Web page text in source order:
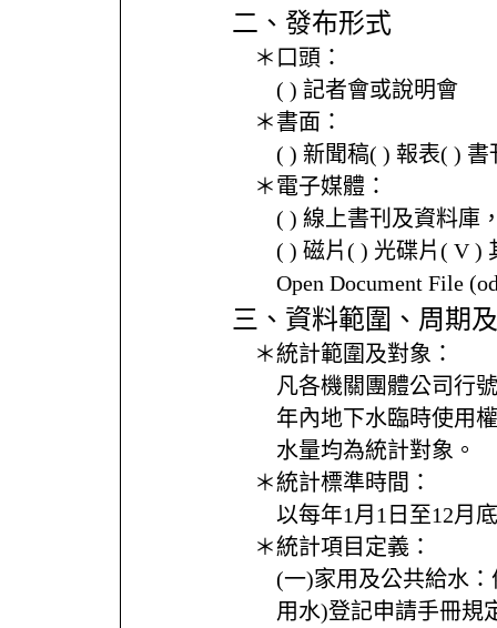
二、發布形式
＊口頭：
( ) 記者會或說明會
＊書面：
( ) 新聞稿( ) 報表( ) 書
＊電子媒體：
( ) 線上書刊及資料庫
( ) 磁片( ) 光碟片( V )
Open Document File
三、資料範圍、周期
＊統計範圍及對象：
凡各機關團體公司行
年內地下水臨時使用
水量均為統計對象。
＊統計標準時間：
以每年1月1日至12月
＊統計項目定義：
(一)家用及公共給水
用水)登記申請手冊規